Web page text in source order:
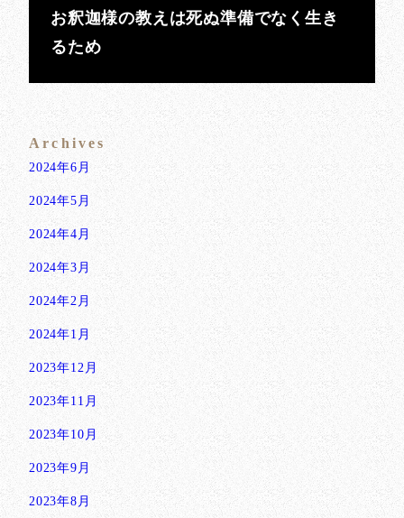
お釈迦様の教えは死ぬ準備でなく生き
るため
Archives
2024年6月
2024年5月
2024年4月
2024年3月
2024年2月
2024年1月
2023年12月
2023年11月
2023年10月
2023年9月
2023年8月